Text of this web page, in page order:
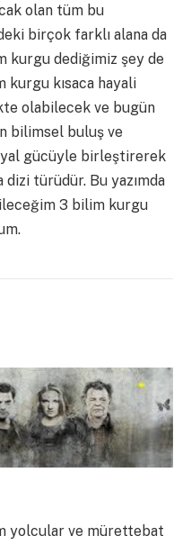
olan tüm bu
birçok farklı alana da
kurgu dediğimiz şey de
kurgu kısaca hayali
olabilecek ve bugün
bilimsel buluş ve
gücüyle birleştirerek
türüdür. Bu yazımda
3 bilim kurgu
yolcular ve mürettebat